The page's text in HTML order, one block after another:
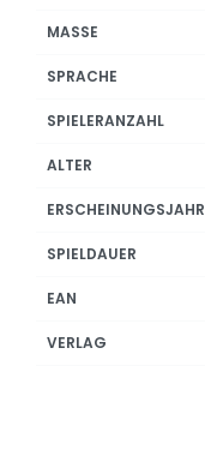
MASSE
SPRACHE
SPIELERANZAHL
ALTER
ERSCHEINUNGSJAHR
SPIELDAUER
EAN
VERLAG